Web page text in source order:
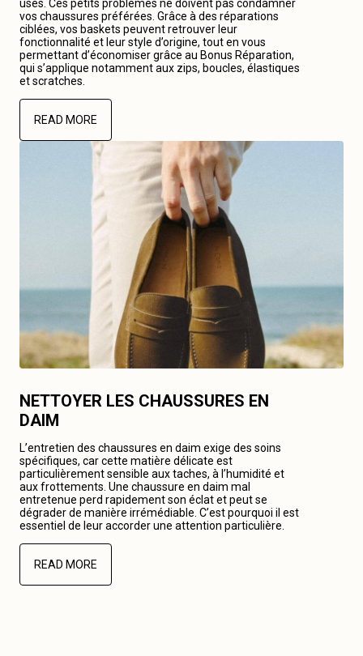
usés. Ces petits problèmes ne doivent pas condamner
vos chaussures préférées. Grâce à des réparations
ciblées, vos baskets peuvent retrouver leur
fonctionnalité et leur style d’origine, tout en vous
permettant d’économiser grâce au Bonus Réparation,
qui s’applique notamment aux zips, boucles, élastiques
et scratches.
READ MORE
NETTOYER LES CHAUSSURES EN
DAIM
L’entretien des chaussures en daim exige des soins
spécifiques, car cette matière délicate est
particulièrement sensible aux taches, à l’humidité et
aux frottements. Une chaussure en daim mal
entretenue perd rapidement son éclat et peut se
dégrader de manière irrémédiable. C’est pourquoi il est
essentiel de leur accorder une attention particulière.
READ MORE